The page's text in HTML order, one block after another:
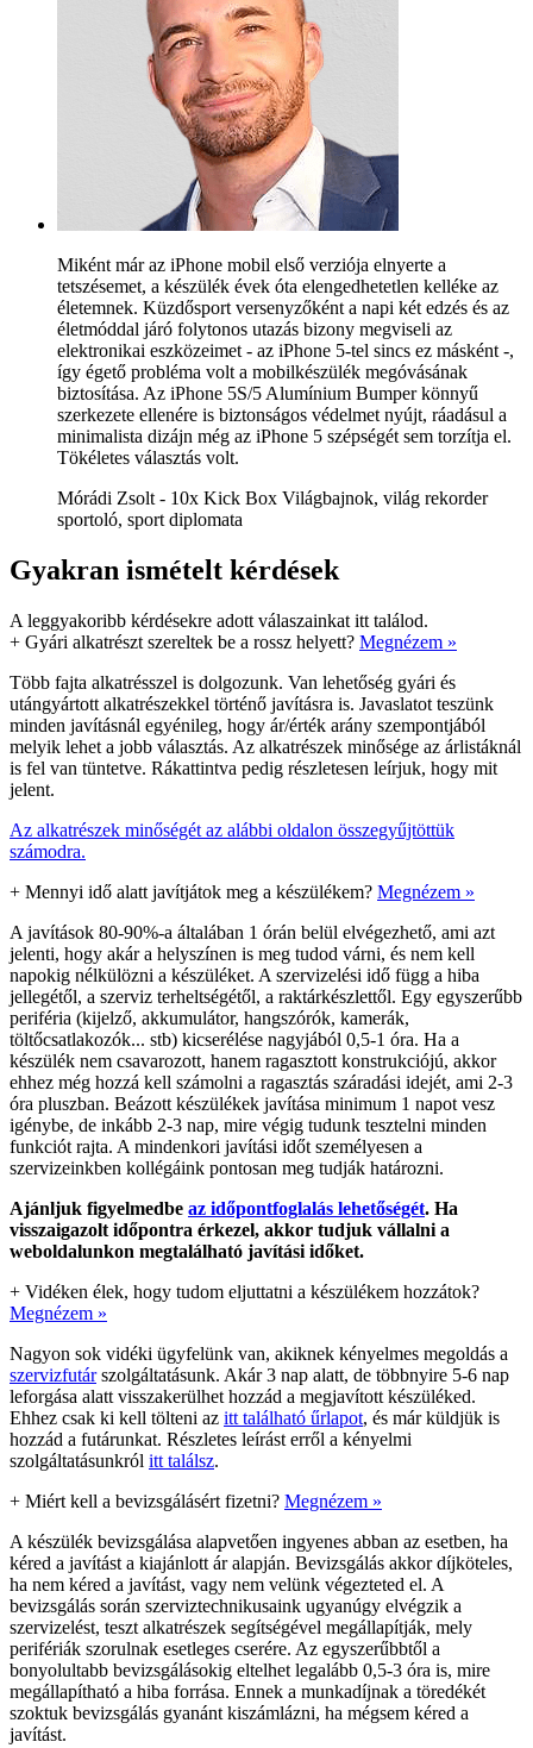
Miként már az iPhone mobil első verziója elnyerte a
tetszésemet, a készülék évek óta elengedhetetlen kelléke az
életemnek. Küzdősport versenyzőként a napi két edzés és az
életmóddal járó folytonos utazás bizony megviseli az
elektronikai eszközeimet - az iPhone 5-tel sincs ez másként -,
így égető probléma volt a mobilkészülék megóvásának
biztosítása. Az iPhone 5S/5 Alumínium Bumper könnyű
szerkezete ellenére is biztonságos védelmet nyújt, ráadásul a
minimalista dizájn még az iPhone 5 szépségét sem torzítja el.
Tökéletes választás volt.
Mórádi Zsolt - 10x Kick Box Világbajnok, világ rekorder
sportoló, sport diplomata
Gyakran ismételt kérdések
A leggyakoribb kérdésekre adott válaszainkat itt találod.
+ Gyári alkatrészt szereltek be a rossz helyett? Megnézem »
Több fajta alkatrésszel is dolgozunk. Van lehetőség gyári és
utángyártott alkatrészekkel történő javításra is. Javaslatot teszünk
minden javításnál egyénileg, hogy ár/érték arány szempontjából
melyik lehet a jobb választás. Az alkatrészek minősége az árlistáknál
is fel van tüntetve. Rákattintva pedig részletesen leírjuk, hogy mit
jelent.
Az alkatrészek minőségét az alábbi oldalon összegyűjtöttük
számodra.
+ Mennyi idő alatt javítjátok meg a készülékem? Megnézem »
A javítások 80-90%-a általában 1 órán belül elvégezhető, ami azt
jelenti, hogy akár a helyszínen is meg tudod várni, és nem kell
napokig nélkülözni a készüléket. A szervizelési idő függ a hiba
jellegétől, a szerviz terheltségétől, a raktárkészlettől. Egy egyszerűbb
periféria (kijelző, akkumulátor, hangszórók, kamerák,
töltőcsatlakozók... stb) kicserélése nagyjából 0,5-1 óra. Ha a
készülék nem csavarozott, hanem ragasztott konstrukciójú, akkor
ehhez még hozzá kell számolni a ragasztás száradási idejét, ami 2-3
óra pluszban. Beázott készülékek javítása minimum 1 napot vesz
igénybe, de inkább 2-3 nap, mire végig tudunk tesztelni minden
funkciót rajta. A mindenkori javítási időt személyesen a
szervizeinkben kollégáink pontosan meg tudják határozni.
Ajánljuk figyelmedbe az időpontfoglalás lehetőségét. Ha
visszaigazolt időpontra érkezel, akkor tudjuk vállalni a
weboldalunkon megtalálható javítási időket.
+ Vidéken élek, hogy tudom eljuttatni a készülékem hozzátok?
Megnézem »
Nagyon sok vidéki ügyfelünk van, akiknek kényelmes megoldás a
szervizfutárszolgáltatásunk. Akár 3 nap alatt, de többnyire 5-6 nap
leforgása alatt visszakerülhet hozzád a megjavított készüléked.
Ehhez csak ki kell tölteni az itt található űrlapot, és már küldjük is
hozzád a futárunkat. Részletes leírást erről a kényelmi
szolgáltatásunkról itt találsz.
+ Miért kell a bevizsgálásért fizetni? Megnézem »
A készülék bevizsgálása alapvetően ingyenes abban az esetben, ha
kéred a javítást a kiajánlott ár alapján. Bevizsgálás akkor díjköteles,
ha nem kéred a javítást, vagy nem velünk végezteted el. A
bevizsgálás során szerviztechnikusaink ugyanúgy elvégzik a
szervizelést, teszt alkatrészek segítségével megállapítják, mely
perifériák szorulnak esetleges cserére. Az egyszerűbbtől a
bonyolultabb bevizsgálásokig eltelhet legalább 0,5-3 óra is, mire
megállapítható a hiba forrása. Ennek a munkadíjnak a töredékét
szoktuk bevizsgálás gyanánt kiszámlázni, ha mégsem kéred a
javítást.